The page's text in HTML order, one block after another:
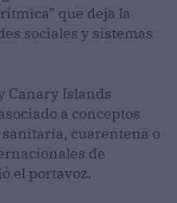
que deja la
sociales y sistemas
Canary Islands
a conceptos
cuarentena o
de
el portavoz.